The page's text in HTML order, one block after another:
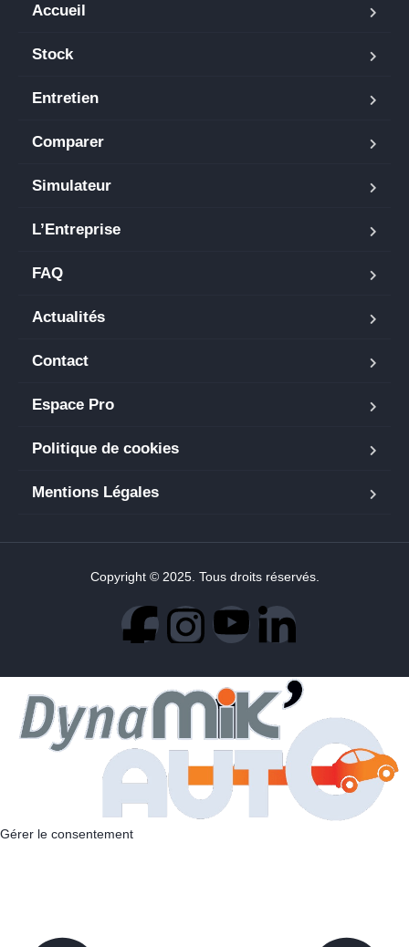
Accueil
Stock
Entretien
Comparer
Simulateur
L’Entreprise
FAQ
Actualités
Contact
Espace Pro
Politique de cookies
Mentions Légales
Copyright © 2025. Tous droits réservés.
Gérer le consentement